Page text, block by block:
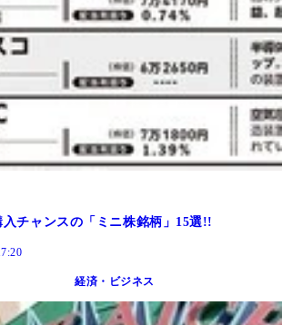
チャンスの「ミニ株銘柄」15選!!
経済・ビジネス